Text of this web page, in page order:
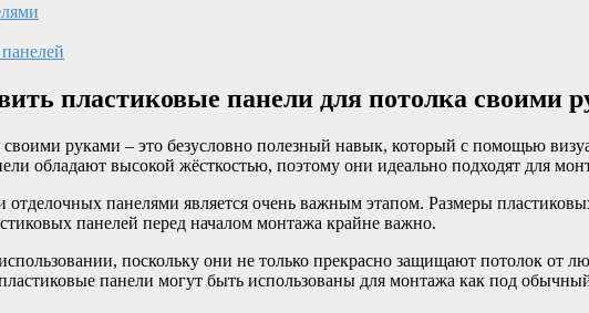
пластиковые панели для потолка своими
руками – это безусловно полезный навык, который с помощью
обладают высокой жёсткостью, поэтому они идеально подходят для
отделочных панелями является очень важным этапом. Размеры
панелей перед началом монтажа крайне важно.
поскольку они не только прекрасно защищают потолок от
панели могут быть использованы для монтажа как под